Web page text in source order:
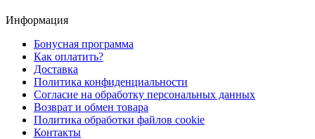
Информация
Бонусная программа
Как оплатить?
Доставка
Политика конфиденциальности
Согласие на обработку персональных данных
Возврат и обмен товара
Политика обработки файлов cookie
Контакты